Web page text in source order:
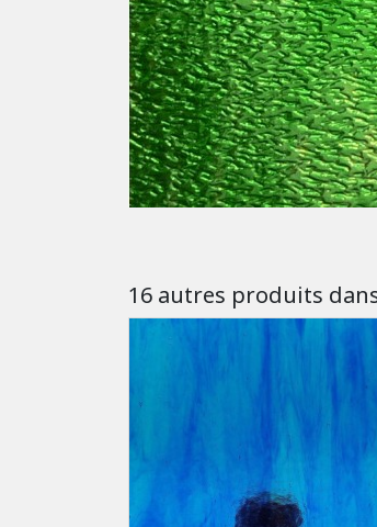
16 autres produits